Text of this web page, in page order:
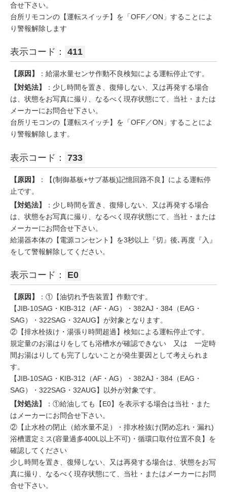
合せ下さい。
台所リモコンの【運転スイッチ】を「OFF／ON」することによ
り警報解除します
表示コード： 411
【原因】
：給湯水量センサ作動不良検知による運転停止です。
【対処法】
：少し時間を置き、復帰しない、又は再発する場合
は、状態をお写真に撮り、なるべく現存状態にて、当社・または
メーカーにお問合せ下さい。
台所リモコンの【運転スイッチ】を「OFF／ON」することによ
り警報解除します。
表示コード： 733
【原因】
：【(制御基板+サブ基板)記憶回路不良】による運転停
止です。
【対処法】
：少し時間を置き、復帰しない、又は再発する場合
は、状態をお写真に撮り、なるべく現存状態にて、当社・または
メーカーにお問合せ下さい。
給湯器本体の【電源コンセント】を3秒以上『切』後､再度『入』
をして警報解除してください。
表示コード： E0
【原因】
：①【油切れ予告装置】作動です。
【JIB-10SAG・KIB-312（AF・AG）・382AJ・384（EAG・
SAG）・322SAG・32AUG】が対象となります。
②【排水栓抜け・湯張り時間超過】検知による運転停止です。
規定量のお湯はりをしても浴槽水が確認できない 又は 一定時
間お湯はりしても完了しないことが発生要因として考えられま
す。
【JIB-10SAG・KIB-312（AF・AG）・382AJ・384（EAG・
SAG）・322SAG・32AUG】以外が対象です。
【対処法】
：①給油しても【E0】を表示する場合は当社・また
はメーカーにお問合せ下さい。
②【止水栓の閉止（給水量不足）・排水栓抜け(閉め忘れ・漏れ)
浴槽選定ミス(容量過多400L以上不可)・循環口取付位置不良】を
確認してください
少し時間を置き、復帰しない、又は再発する場合は、状態をお写
真に撮り、なるべく現存状態にて、当社・またはメーカーにお問
合せ下さい。